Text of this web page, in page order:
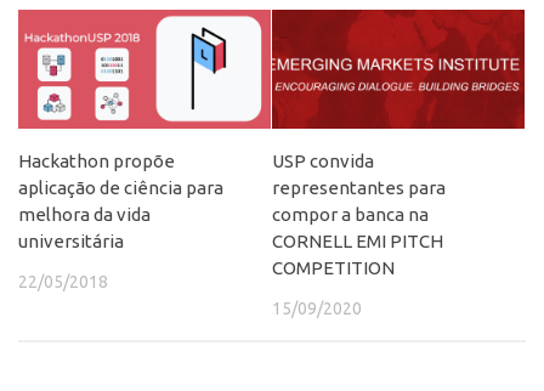
Conexão Inter-USP
Leis e Normas
Portal do Inventor
Inteligência Competitiva
Editais
Pesquisa na USP
EMBRAPIIs
Hackathon propõe
aplicação de ciência para
melhora da vida
universitária
22/05/2018
USP convida
representantes para
compor a banca na
CORNELL EMI PITCH
COMPETITION
15/09/2020